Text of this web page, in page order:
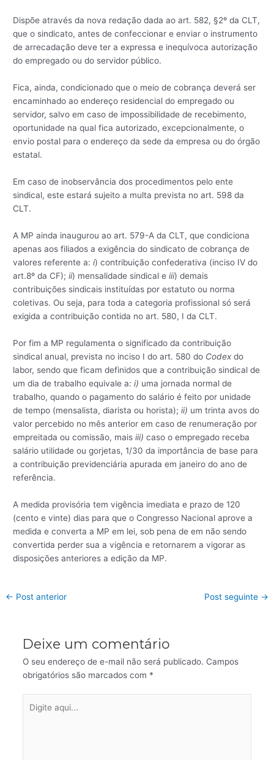
Dispõe através da nova redação dada ao art. 582, §2º da CLT,
que o sindicato, antes de confeccionar e enviar o instrumento
de arrecadação deve ter a expressa e inequívoca autorização
do empregado ou do servidor público.
Fica, ainda, condicionado que o meio de cobrança deverá ser
encaminhado ao endereço residencial do empregado ou
servidor, salvo em caso de impossibilidade de recebimento,
oportunidade na qual fica autorizado, excepcionalmente, o
envio postal para o endereço da sede da empresa ou do órgão
estatal.
Em caso de inobservância dos procedimentos pelo ente
sindical, este estará sujeito a multa prevista no art. 598 da
CLT.
A MP ainda inaugurou ao art. 579-A da CLT, que condiciona
apenas aos filiados a exigência do sindicato de cobrança de
valores referente a:i) contribuição confederativa (inciso IV do
art.8º da CF); ii) mensalidade sindical eiii) demais
contribuições sindicais instituídas por estatuto ou norma
coletivas. Ou seja, para toda a categoria profissional só será
exigida a contribuição contida no art. 580, I da CLT.
Por fim a MP regulamenta o significado da contribuição
sindical anual, prevista no inciso I do art. 580 do Codexdo
labor, sendo que ficam definidos que a contribuição sindical de
um dia de trabalho equivale a:i) uma jornada normal de
trabalho, quando o pagamento do salário é feito por unidade
de tempo (mensalista, diarista ou horista); ii) um trinta avos do
valor percebido no mês anterior em caso de renumeração por
empreitada ou comissão, maisiii) caso o empregado receba
salário utilidade ou gorjetas, 1/30 da importância de base para
a contribuição previdenciária apurada em janeiro do ano de
referência.
A medida provisória tem vigência imediata e prazo de 120
(cento e vinte) dias para que o Congresso Nacional aprove a
medida e converta a MP em lei, sob pena de em não sendo
convertida perder sua a vigência e retornarem a vigorar as
disposições anteriores a edição da MP.
← Post anterior Post seguinte →
Deixe um comentário
O seu endereço de e-mail não será publicado. Campos
obrigatórios são marcados com *
aqui...